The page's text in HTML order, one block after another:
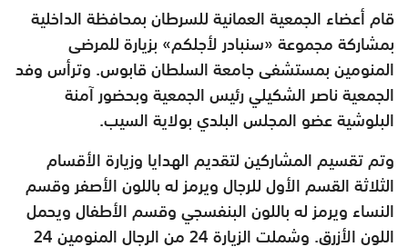
قام أعضاء الجمعية العمانية للسرطان بمحافظة الداخلية
بمشاركة مجموعة «سنبادر لأجلكم» بزيارة للمرضى
المنومين بمستشفى جامعة السلطان قابوس. وترأس وفد
الجمعية ناصر الشكيلي رئيس الجمعية وبحضور آمنة
البلوشية عضو المجلس البلدي بولاية السيب.
وتم تقسيم المشاركين لتقديم الهدايا وزيارة الأقسام
الثلاثة القسم الأول للرجال ويرمز له باللون الأصفر وقسم
النساء ويرمز له باللون البنفسجي وقسم الأطفال ويحمل
اللون الأزرق. وشملت الزيارة 24 من الرجال المنومين 24